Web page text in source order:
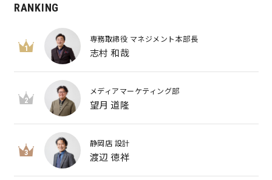
RANKING
1
専務取締役 マネジメント本部長
志村 和哉
2
メディアマーケティング部
望月 道隆
3
静岡店 設計
渡辺 徳祥